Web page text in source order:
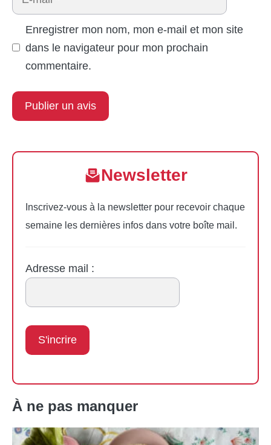
mail
Enregistrer mon nom, mon e-mail et mon site
dans le navigateur pour mon prochain
commentaire.
Newsletter
Inscrivez-vous à la newsletter pour recevoir chaque
semaine les dernières infos dans votre boîte mail.
Adresse mail :
À ne pas manquer